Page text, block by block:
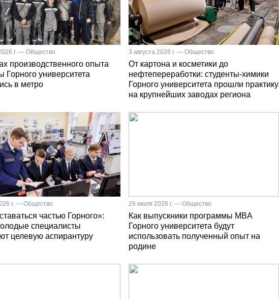
г. — Общество
производственного опыта
Горного университета
в метро
3 августа 2026 г. — Общество
От картона и косметики до
нефтепереработки: студенты-химики
Горного университета прошли практику
на крупнейших заводах региона
г. — Общество
частью Горного»:
специалисты
целевую аспирантуру
29 июля 2026 г. — Общество
Как выпускники программы MBA
Горного университета будут
использовать полученный опыт на
родине